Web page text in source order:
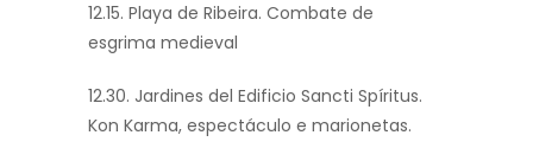
12.15. Playa de Ribeira. Combate de
esgrima medieval
12.30. Jardines del Edificio Sancti Spíritus.
Kon Karma, espectáculo e marionetas.